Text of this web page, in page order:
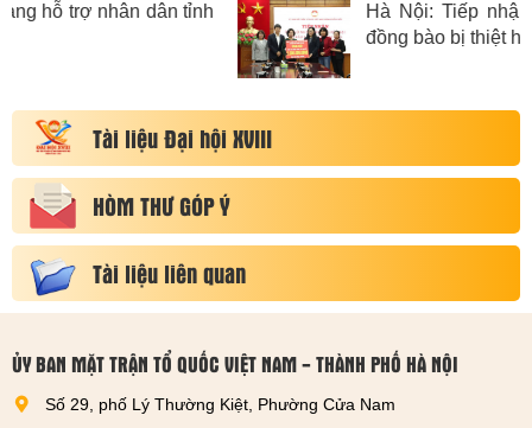
Hà Nội: Tiếp nhận hơn 22 tỷ đồng ủng
đồng bào bị thiệt hại do mưa, lũ gây ra
Tài liệu Đại hội XVIII
HÒM THƯ GÓP Ý
Tài liệu liên quan
ỦY BAN MẶT TRẬN TỔ QUỐC VIỆT NAM - THÀNH PHỐ HÀ NỘI
Số 29, phố Lý Thường Kiệt, Phường Cửa Nam